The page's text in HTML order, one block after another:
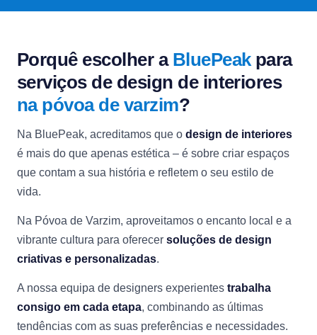
Porquê escolher a BluePeakpara
serviços de design de interiores
na póvoa de varzim?
Na BluePeak, acreditamos que o design de interiores
é mais do que apenas estética – é sobre criar espaços
que contam a sua história e refletem o seu estilo de
vida.
Na Póvoa de Varzim, aproveitamos o encanto local e a
vibrante cultura para oferecer soluções de design
criativas e personalizadas.
A nossa equipa de designers experientes trabalha
consigo em cada etapa, combinando as últimas
tendências com as suas preferências e necessidades.